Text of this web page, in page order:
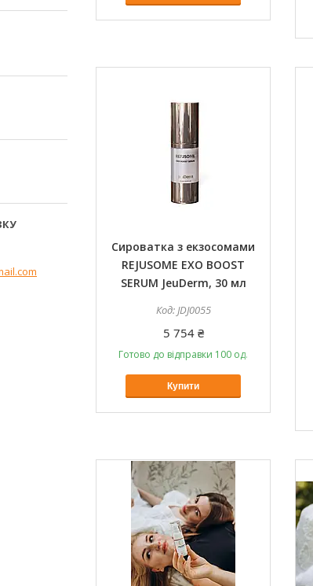
Сироватка з екзосомами
REJUSOME EXO BOOST
SERUM JeuDerm, 30 мл
JDJ0055
5 754 ₴
Готово до відправки 100 од.
Купити